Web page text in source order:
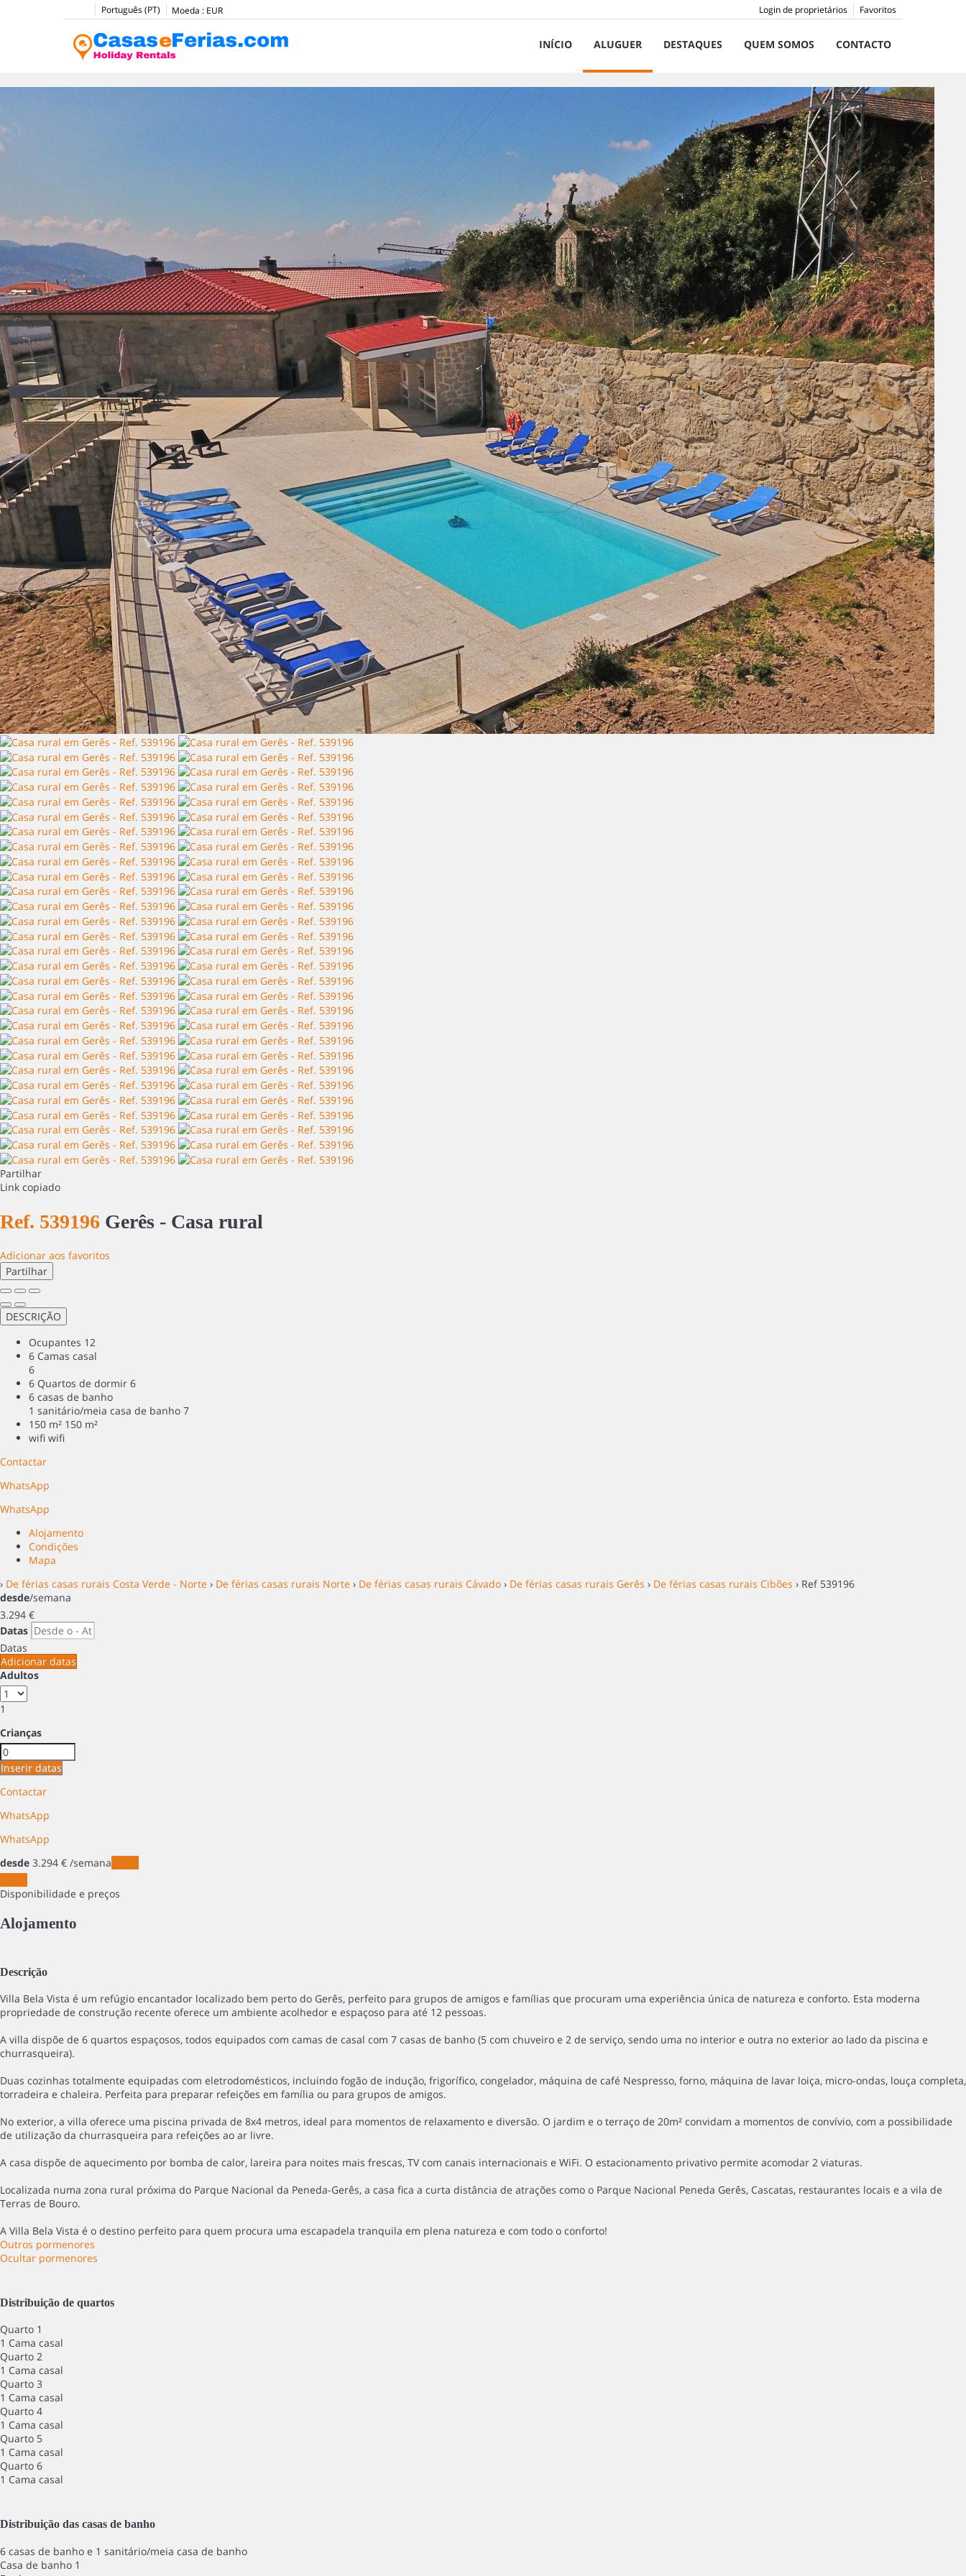
Português (PT) Moeda : EUR Favoritos
Login de proprietários
INÍCIO ALUGUER DESTAQUES QUEM SOMOS CONTACTO
Partilhar
Link copiado
Ref. 539196 Gerês - Casa rural
Adicionar aos favoritos
Partilhar
DESCRIÇÃO
Ocupantes 12
6 Camas casal
6
6 Quartos de dormir 6
6 casas de banho
1 sanitário/meia casa de banho 7
150 m² 150 m²
wifi wifi
Contactar
WhatsApp
WhatsApp
Alojamento
Condições
Mapa
› De férias casas rurais Costa Verde - Norte › De férias casas rurais Norte › De férias casas rurais Cávado › De férias casas rurais Gerês › De férias casas rurais Cibões › Ref 539196
desde/semana
3.294 €
Datas
Datas
Adicionar datas
Adultos
1
Crianças
Inserir datas
Contactar
WhatsApp
WhatsApp
desde 3.294 € /semana
Disponibilidade e preços
Alojamento
Descrição
Villa Bela Vista é um refúgio encantador localizado bem perto do Gerês, perfeito para grupos de amigos e famílias que procuram uma experiência única de natureza e conforto. Esta moderna
propriedade de construção recente oferece um ambiente acolhedor e espaçoso para até 12 pessoas.
A villa dispõe de 6 quartos espaçosos, todos equipados com camas de casal com 7 casas de banho (5 com chuveiro e 2 de serviço, sendo uma no interior e outra no exterior ao lado da piscina e
churrasqueira).
Duas cozinhas totalmente equipadas com eletrodomésticos, incluindo fogão de indução, frigorífico, congelador, máquina de café Nespresso, forno, máquina de lavar loiça, micro-ondas, louça completa,
torradeira e chaleira. Perfeita para preparar refeições em família ou para grupos de amigos.
No exterior, a villa oferece uma piscina privada de 8x4 metros, ideal para momentos de relaxamento e diversão. O jardim e o terraço de 20m² convidam a momentos de convívio, com a possibilidade
de utilização da churrasqueira para refeições ao ar livre.
A casa dispõe de aquecimento por bomba de calor, lareira para noites mais frescas, TV com canais internacionais e WiFi. O estacionamento privativo permite acomodar 2 viaturas.
Localizada numa zona rural próxima do Parque Nacional da Peneda-Gerês, a casa fica a curta distância de atrações como o Parque Nacional Peneda Gerês, Cascatas, restaurantes locais e a vila de
Terras de Bouro.
A Villa Bela Vista é o destino perfeito para quem procura uma escapadela tranquila em plena natureza e com todo o conforto!
Outros pormenores
Ocultar pormenores
Distribuição de quartos
Quarto 1
1 Cama casal
Quarto 2
1 Cama casal
Quarto 3
1 Cama casal
Quarto 4
1 Cama casal
Quarto 5
1 Cama casal
Quarto 6
1 Cama casal
Distribuição das casas de banho
6 casas de banho e 1 sanitário/meia casa de banho
Casa de banho 1